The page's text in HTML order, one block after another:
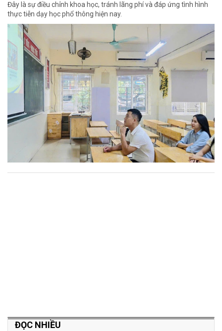
Đây là sự điều chỉnh khoa học, tránh lãng phí và đáp ứng tình hình
thực tiễn dạy học phổ thông hiện nay.
ĐỌC NHIỀU